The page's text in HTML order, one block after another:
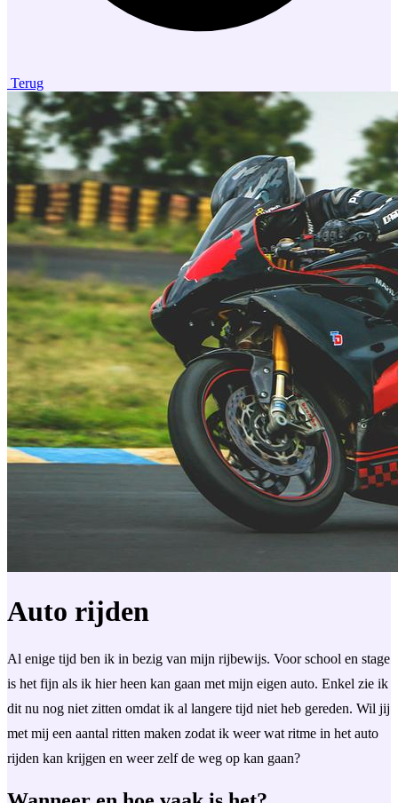
Terug
Auto rijden
Al enige tijd ben ik in bezig van mijn rijbewijs. Voor school en stage
is het fijn als ik hier heen kan gaan met mijn eigen auto. Enkel zie ik
dit nu nog niet zitten omdat ik al langere tijd niet heb gereden. Wil jij
met mij een aantal ritten maken zodat ik weer wat ritme in het auto
rijden kan krijgen en weer zelf de weg op kan gaan?